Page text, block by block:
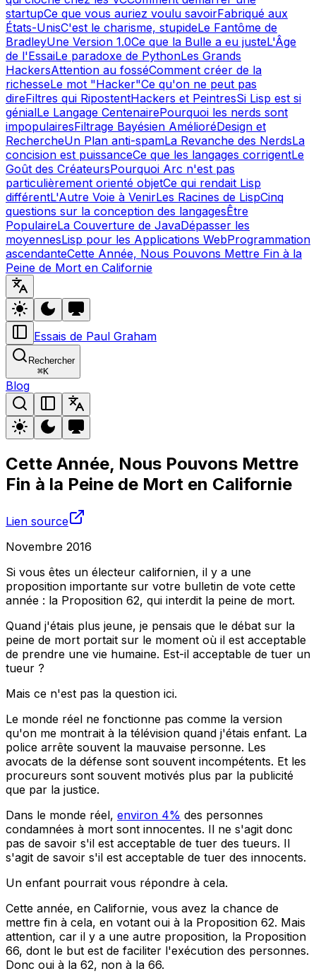
startupCe que vous auriez voulu savoirFabriqué aux
États-UnisC'est le charisme, stupideLe Fantôme de
BradleyUne Version 1.0Ce que la Bulle a eu justeL'Âge
de l'EssaiLe paradoxe de PythonLes Grands
HackersAttention au fosséComment créer de la
richesseLe mot "Hacker"Ce qu'on ne peut pas
direFiltres qui RipostentHackers et PeintresSi Lisp est si
génialLe Langage CentenairePourquoi les nerds sont
impopulairesFiltrage Bayésien AmélioréDesign et
RechercheUn Plan anti-spamLa Revanche des NerdsLa
concision est puissanceCe que les langages corrigentLe
Goût des CréateursPourquoi Arc n'est pas
particulièrement orienté objetCe qui rendait Lisp
différentL'Autre Voie à VenirLes Racines de LispCinq
questions sur la conception des langagesÊtre
PopulaireLa Couverture de JavaDépasser les
moyennesLisp pour les Applications WebProgrammation
ascendanteCette Année, Nous Pouvons Mettre Fin à la
Peine de Mort en Californie
Essais de Paul Graham
Rechercher
⌘K
Blog
Cette Année, Nous Pouvons Mettre
Fin à la Peine de Mort en Californie
Lien source
Novembre 2016
Si vous êtes un électeur californien, il y a une
proposition importante sur votre bulletin de vote cette
année : la Proposition 62, qui interdit la peine de mort.
Quand j'étais plus jeune, je pensais que le débat sur la
peine de mort portait sur le moment où il est acceptable
de prendre une vie humaine. Est-il acceptable de tuer un
tueur ?
Mais ce n'est pas la question ici.
Le monde réel ne fonctionne pas comme la version
qu'on me montrait à la télévision quand j'étais enfant. La
police arrête souvent la mauvaise personne. Les
avocats de la défense sont souvent incompétents. Et les
procureurs sont souvent motivés plus par la publicité
que par la justice.
Dans le monde réel, environ 4% des personnes
condamnées à mort sont innocentes. Il ne s'agit donc
pas de savoir s'il est acceptable de tuer des tueurs. Il
s'agit de savoir s'il est acceptable de tuer des innocents.
Un enfant pourrait vous répondre à cela.
Cette année, en Californie, vous avez la chance de
mettre fin à cela, en votant oui à la Proposition 62. Mais
attention, car il y a une autre proposition, la Proposition
66, dont le but est de faciliter l'exécution des personnes.
Donc oui à la 62, non à la 66.